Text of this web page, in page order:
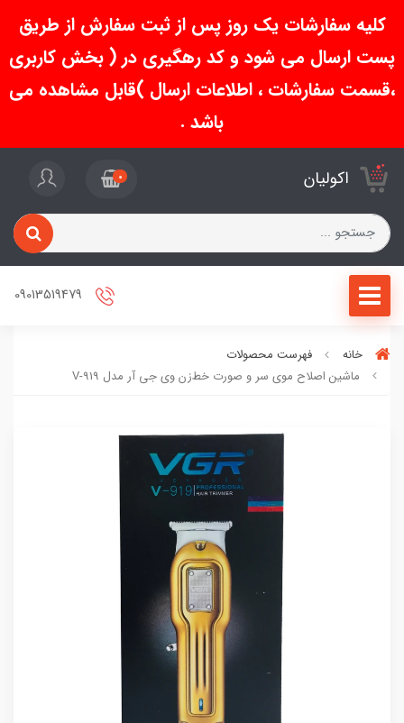
کلیه سفارشات یک روز پس از ثبت سفارش از طریق
پست ارسال می شود و کد رهگیری در ( بخش کاربری
،قسمت سفارشات ، اطلاعات ارسال )قابل مشاهده می
باشد .
اکولیان 0
خانه
فهرست محصولات
ماشین اصلاح موی سر و صورت خط‌زن‌ وی جی آر مدل V-919